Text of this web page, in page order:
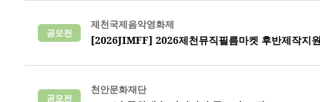
공모전
제천국제음악영화제
[2026JIMFF] 2026제천뮤직필름마켓 후반제작지
공모전
천안문화재단